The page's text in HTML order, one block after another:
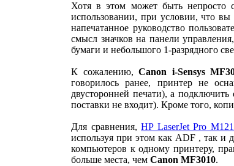
Хотя в этом может быть непросто
использовании, при условии, что
напечатанное руководство
смысл значков на панели
бумаги и небольшого 1-разрядного
К сожалению,Canon i-Sensys
говорилось ранее, принтер не
двусторонней печати), а
поставки не входит). Кроме того,
Для сравнения,HP LaserJet Pro
используя при этом как ADF , так и
компьютеров к одному принтеру,
больше места, чем Canon MF3010.